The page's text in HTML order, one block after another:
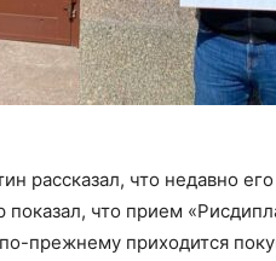
рассказал, что недавно
что прием
прежнему приходится